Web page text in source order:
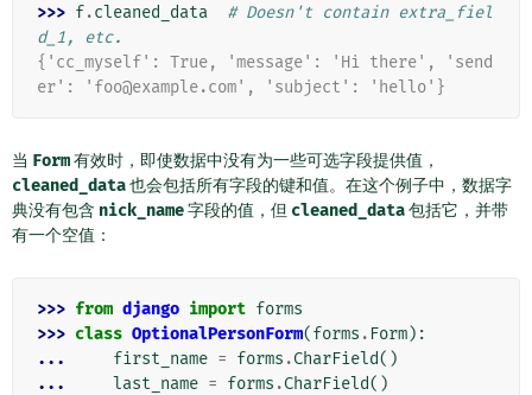
>>> f.cleaned_data
# Doesn't contain extra_fiel
d_1, etc.
{'cc_myself': True, 'message': 'Hi there', 'send
er': 'foo@example.com', 'subject': 'hello'}
当 Form有效时，即使数据中没有为一些可选字段提供值，
cleaned_data也会包括所有字段的键和值。在这个例子中，数据字
典没有包含 nick_name字段的值，但 cleaned_data包括它，并带
有一个空值：
>>> from django import forms
>>> class OptionalPersonForm(forms . Form):
...
first_name = forms .CharField()
...
last_name = forms .CharField()